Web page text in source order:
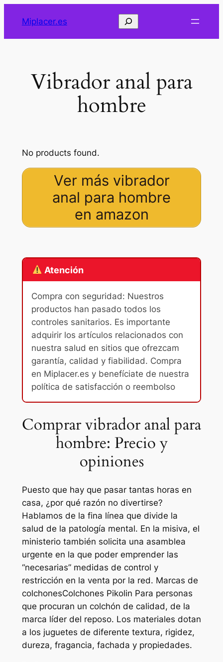
Miplacer.es Buscar
Vibrador anal para
hombre
No products found.
Ver más vibrador
anal para hombre
en amazon
Atención
Compra con seguridad: Nuestros
productos han pasado todos los
controles sanitarios. Es importante
adquirir los artículos relacionados con
nuestra salud en sitios que ofrezcam
garantía, calidad y fiabilidad. Compra
en Miplacer.es y benefíciate de nuestra
política de satisfacción o reembolso
Comprar vibrador anal para
hombre: Precio y
opiniones
Puesto que hay que pasar tantas horas en
casa, ¿por qué razón no divertirse?
Hablamos de la fina línea que divide la
salud de la patología mental. En la misiva, el
ministerio también solicita una asamblea
urgente en la que poder emprender las
“necesarias” medidas de control y
restricción en la venta por la red. Marcas de
colchonesColchones Pikolin Para personas
que procuran un colchón de calidad, de la
marca líder del reposo. Los materiales dotan
a los juguetes de diferente textura, rigidez,
dureza, fragancia, fachada y propiedades.